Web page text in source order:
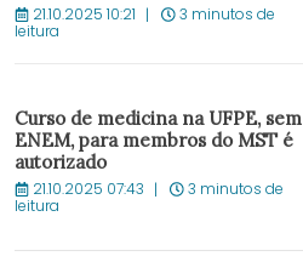
21.10.2025 10:21 3 minutos de
leitura
Curso de medicina na UFPE, sem
ENEM, para membros do MST é
autorizado
21.10.2025 07:43 3 minutos de
leitura